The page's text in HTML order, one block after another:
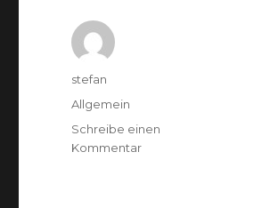
Autor
stefan
Kategorien
Allgemein
Schreibe einen
Kommentarzu